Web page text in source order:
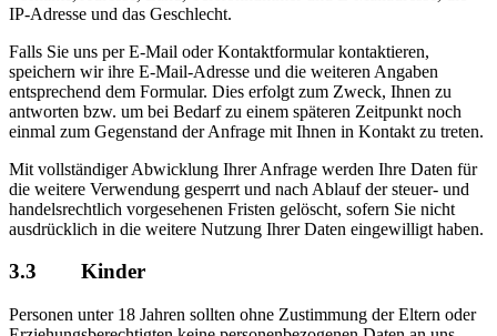
IP-Adresse und das Geschlecht.
Falls Sie uns per E-Mail oder Kontaktformular kontaktieren,
speichern wir ihre E-Mail-Adresse und die weiteren Angaben
entsprechend dem Formular. Dies erfolgt zum Zweck, Ihnen zu
antworten bzw. um bei Bedarf zu einem späteren Zeitpunkt noch
einmal zum Gegenstand der Anfrage mit Ihnen in Kontakt zu treten.
Mit vollständiger Abwicklung Ihrer Anfrage werden Ihre Daten für
die weitere Verwendung gesperrt und nach Ablauf der steuer- und
handelsrechtlich vorgesehenen Fristen gelöscht, sofern Sie nicht
ausdrücklich in die weitere Nutzung Ihrer Daten eingewilligt haben.
3.3 Kinder
Personen unter 18 Jahren sollten ohne Zustimmung der Eltern oder